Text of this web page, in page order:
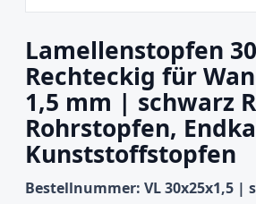
Lamellenstopfen
Rechteckig für
1,5 mm | schwarz
Rohrstopfen,
Kunststoffstopfen
Bestellnummer: VL 30x25x1,5 |